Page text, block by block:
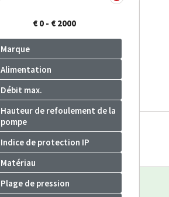
€ 0 - € 2000
Marque
Alimentation
Débit max.
Hauteur de refoulement de la
pompe
Indice de protection IP
Matériau
Plage de pression